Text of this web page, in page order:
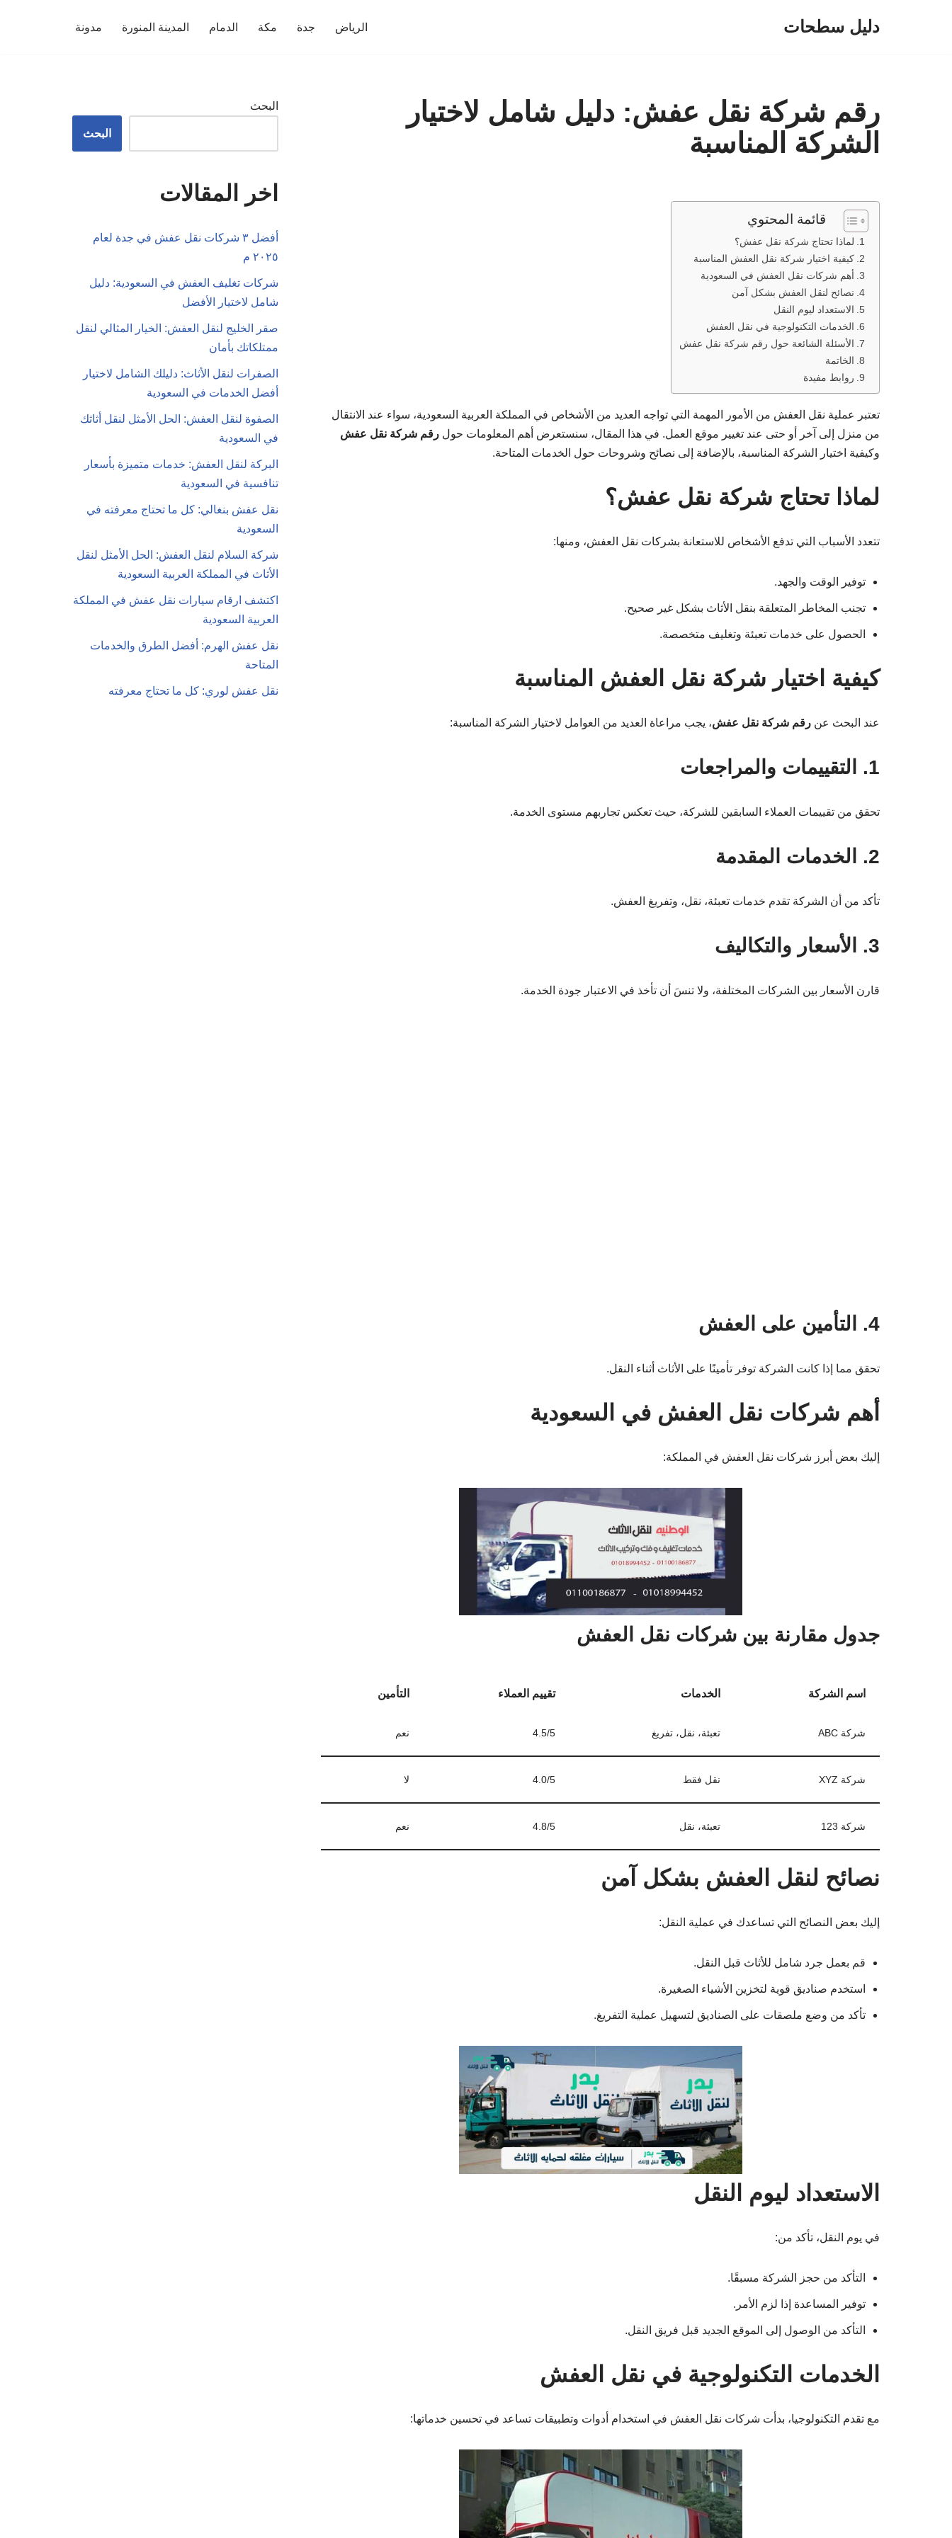
دليل سطحات الرياض جدة مكة الدمام المدينة المنورة مدونة
رقم شركة نقل عفش: دليل شامل لاختيار
الشركة المناسبة
قائمة المحتوي
لماذا تحتاج شركة نقل عفش؟
كيفية اختيار شركة نقل العفش المناسبة
أهم شركات نقل العفش في السعودية
نصائح لنقل العفش بشكل آمن
الاستعداد ليوم النقل
الخدمات التكنولوجية في نقل العفش
الأسئلة الشائعة حول رقم شركة نقل عفش
الخاتمة
روابط مفيدة
تعتبر عملية نقل العفش من الأمور المهمة التي تواجه العديد من الأشخاص في المملكة العربية السعودية، سواء عند الانتقال
من منزل إلى آخر أو حتى عند تغيير موقع العمل. في هذا المقال، سنستعرض أهم المعلومات حول رقم شركة نقل عفش
وكيفية اختيار الشركة المناسبة، بالإضافة إلى نصائح وشروحات حول الخدمات المتاحة.
لماذا تحتاج شركة نقل عفش؟
تتعدد الأسباب التي تدفع الأشخاص للاستعانة بشركات نقل العفش، ومنها:
توفير الوقت والجهد.
تجنب المخاطر المتعلقة بنقل الأثاث بشكل غير صحيح.
الحصول على خدمات تعبئة وتغليف متخصصة.
كيفية اختيار شركة نقل العفش المناسبة
عند البحث عن رقم شركة نقل عفش، يجب مراعاة العديد من العوامل لاختيار الشركة المناسبة:
1. التقييمات والمراجعات
تحقق من تقييمات العملاء السابقين للشركة، حيث تعكس تجاربهم مستوى الخدمة.
2. الخدمات المقدمة
تأكد من أن الشركة تقدم خدمات تعبئة، نقل، وتفريغ العفش.
3. الأسعار والتكاليف
قارن الأسعار بين الشركات المختلفة، ولا تنسَ أن تأخذ في الاعتبار جودة الخدمة.
أهم شركات نقل العفش في السعودية
جدول مقارنة بين شركات نقل العفش
شركة XYZ نقل فقط 4.0/5 لا
شركة 123 تعبئة، نقل 4.8/5 نعم
نصائح لنقل العفش بشكل آمن
استخدم صناديق قوية لتخزين الأشياء الصغيرة.
تأكد من وضع ملصقات على الصناديق لتسهيل عملية التفريغ.
الاستعداد ليوم النقل
توفير المساعدة إذا لزم الأمر.
التأكد من الوصول إلى الموقع الجديد قبل فريق النقل.
البحث
البحث
اخر المقالات
أفضل ٣ شركات نقل عفش في جدة لعام
٢٠٢٥ م
شركات تغليف العفش في السعودية: دليل
شامل لاختيار الأفضل
صقر الخليج لنقل العفش: الخيار المثالي لنقل
ممتلكاتك بأمان
الصفرات لنقل الأثاث: دليلك الشامل لاختيار
أفضل الخدمات في السعودية
الصفوة لنقل العفش: الحل الأمثل لنقل أثاثك
في السعودية
البركة لنقل العفش: خدمات متميزة بأسعار
تنافسية في السعودية
نقل عفش بنغالي: كل ما تحتاج معرفته في
السعودية
شركة السلام لنقل العفش: الحل الأمثل لنقل
الأثاث في المملكة العربية السعودية
اكتشف ارقام سيارات نقل عفش في المملكة
العربية السعودية
نقل عفش الهرم: أفضل الطرق والخدمات
المتاحة
نقل عفش لوري: كل ما تحتاج معرفته